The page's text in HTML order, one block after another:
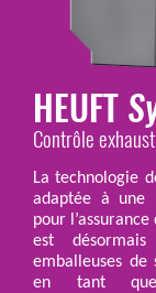
HEUFT
Contrôle
La technologie
adaptée à une
pour
est
emballeuses de
en tant que